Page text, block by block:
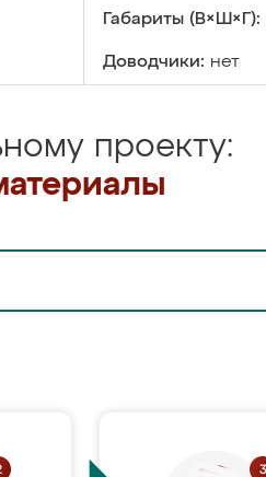
Габариты (В×Ш×Г):
Доводчики: нет
проекту: